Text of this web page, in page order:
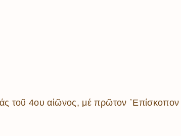
τοῦ 4ου αἰῶνος, μέ πρῶτον ᾿Επίσκοπον